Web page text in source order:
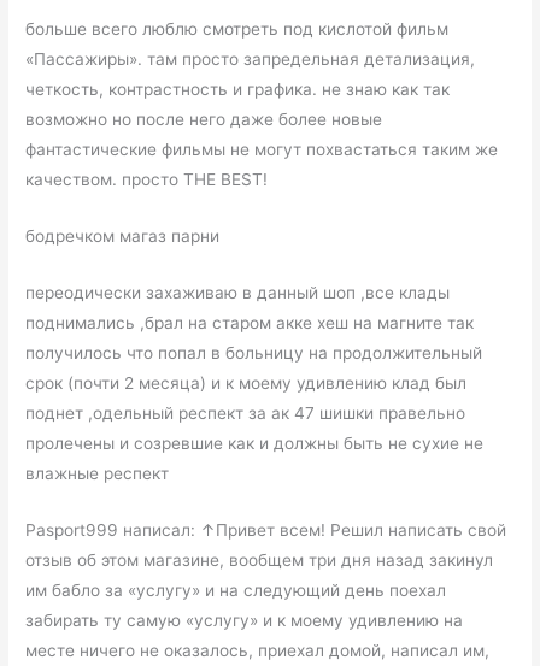
больше всего люблю смотреть под кислотой фильм
«Пассажиры». там просто запредельная детализация,
четкость, контрастность и графика. не знаю как так
возможно но после него даже более новые
фантастические фильмы не могут похвастаться таким же
качеством. просто THE BEST!
бодречком магаз парни
переодически захаживаю в данный шоп ,все клады
поднимались ,брал на старом акке хеш на магните так
получилось что попал в больницу на продолжительный
срок (почти 2 месяца) и к моему удивлению клад был
поднет ,одельный респект за ак 47 шишки правельно
пролечены и созревшие как и должны быть не сухие не
влажные респект
Pasport999 написал: ↑Привет всем! Решил написать свой
отзыв об этом магазине, вообщем три дня назад закинул
им бабло за «услугу» и на следующий день поехал
забирать ту самую «услугу» и к моему удивлению на
месте ничего не оказалось, приехал домой, написал им,